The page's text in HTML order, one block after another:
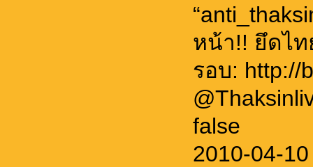
หน้า!! ยึดไ
รอบ: http://
false
2010-04-